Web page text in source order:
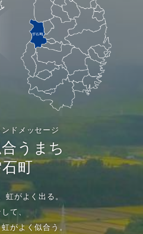
ドメッセージ
うまち
町
虹がよく出る。
て、
がよく似合う。